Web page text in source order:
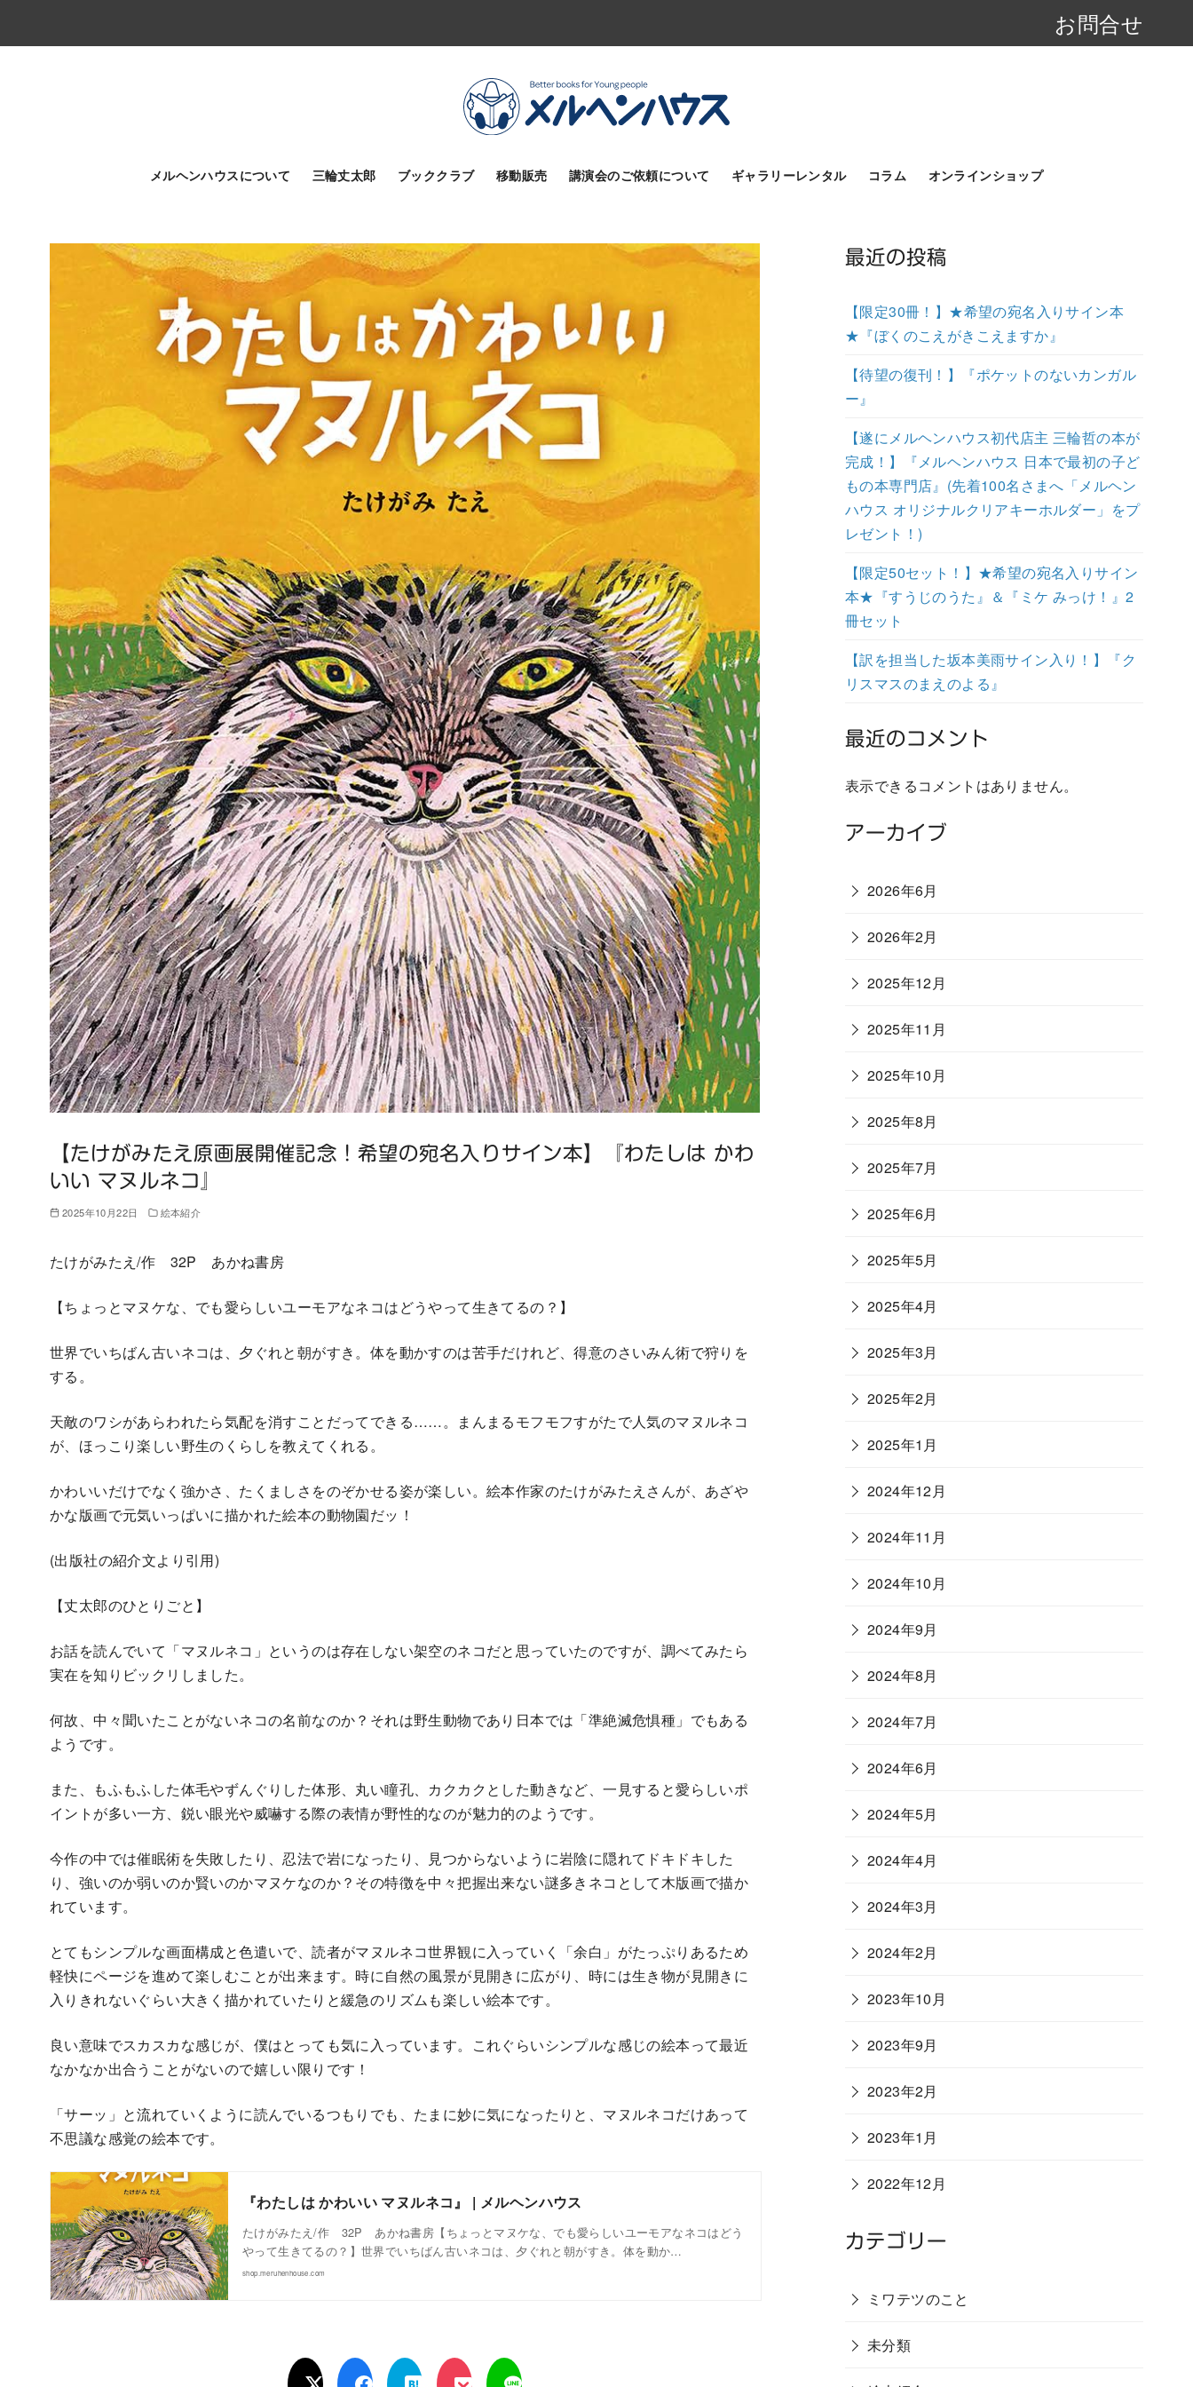
お問合せ
メルヘンハウスについて 三輪丈太郎 ブッククラブ 移動販売 講演会のご依頼について ギャラリーレンタル コラム オンラインショップ
【たけがみたえ原画展開催記念！希望の宛名入りサイン本】『わたしは かわ
いい マヌルネコ』
2025年10月22日 絵本紹介
たけがみたえ/作 32P あかね書房
【ちょっとマヌケな、でも愛らしいユーモアなネコはどうやって生きてるの？】
世界でいちばん古いネコは、夕ぐれと朝がすき。体を動かすのは苦手だけれど、得意のさいみん術で狩りを
する。
天敵のワシがあらわれたら気配を消すことだってできる……。まんまるモフモフすがたで人気のマヌルネコ
が、ほっこり楽しい野生のくらしを教えてくれる。
かわいいだけでなく強かさ、たくましさをのぞかせる姿が楽しい。絵本作家のたけがみたえさんが、あざや
かな版画で元気いっぱいに描かれた絵本の動物園だッ！
(出版社の紹介文より引用)
【丈太郎のひとりごと】
お話を読んでいて「マヌルネコ」というのは存在しない架空のネコだと思っていたのですが、調べてみたら
実在を知りビックリしました。
何故、中々聞いたことがないネコの名前なのか？それは野生動物であり日本では「準絶滅危惧種」でもある
ようです。
また、もふもふした体毛やずんぐりした体形、丸い瞳孔、カクカクとした動きなど、一見すると愛らしいポ
イントが多い一方、鋭い眼光や威嚇する際の表情が野性的なのが魅力的のようです。
今作の中では催眠術を失敗したり、忍法で岩になったり、見つからないように岩陰に隠れてドキドキした
り、強いのか弱いのか賢いのかマヌケなのか？その特徴を中々把握出来ない謎多きネコとして木版画で描か
れています。
とてもシンプルな画面構成と色遣いで、読者がマヌルネコ世界観に入っていく「余白」がたっぷりあるため
軽快にページを進めて楽しむことが出来ます。時に自然の風景が見開きに広がり、時には生き物が見開きに
入りきれないぐらい大きく描かれていたりと緩急のリズムも楽しい絵本です。
良い意味でスカスカな感じが、僕はとっても気に入っています。これぐらいシンプルな感じの絵本って最近
なかなか出合うことがないので嬉しい限りです！
「サーッ」と流れていくように読んでいるつもりでも、たまに妙に気になったりと、マヌルネコだけあって
不思議な感覚の絵本です。
『わたしは かわいい マヌルネコ』 | メルヘンハウス
たけがみたえ/作 32P あかね書房【ちょっとマヌケな、でも愛らしいユーモアなネコはどう
やって生きてるの？】世界でいちばん古いネコは、夕ぐれと朝がすき。体を動か…
shop.meruhenhouse.com
最近の投稿
【限定30冊！】★希望の宛名入りサイン本
★『ぼくのこえがきこえますか』
【待望の復刊！】『ポケットのないカンガル
ー』
【遂にメルヘンハウス初代店主 三輪哲の本が
完成！】『メルヘンハウス 日本で最初の子ど
もの本専門店』(先着100名さまへ「メルヘン
ハウス オリジナルクリアキーホルダー」をプ
レゼント！)
【限定50セット！】★希望の宛名入りサイン
本★『すうじのうた』＆『ミケ みっけ！』2
冊セット
【訳を担当した坂本美雨サイン入り！】『ク
リスマスのまえのよる』
最近のコメント
表示できるコメントはありません。
アーカイブ
2026年6月
2026年2月
2025年12月
2025年11月
2025年10月
2025年8月
2025年7月
2025年6月
2025年5月
2025年4月
2025年3月
2025年2月
2025年1月
2024年12月
2024年11月
2024年10月
2024年9月
2024年8月
2024年7月
2024年6月
2024年5月
2024年4月
2024年3月
2024年2月
2023年10月
2023年9月
2023年2月
2023年1月
2022年12月
カテゴリー
ミワテツのこと
未分類